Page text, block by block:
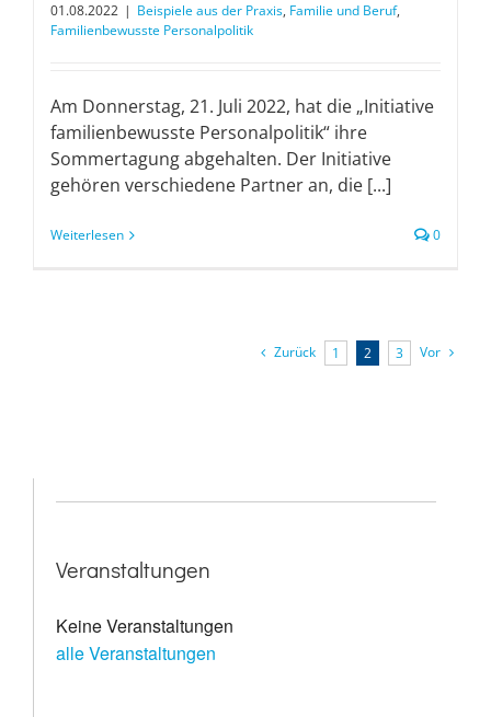
01.08.2022 | Beispiele aus der Praxis, Familie und Beruf,
Familienbewusste Personalpolitik
Am Donnerstag, 21. Juli 2022, hat die „Initiative
familienbewusste Personalpolitik“ ihre
Sommertagung abgehalten. Der Initiative
gehören verschiedene Partner an, die [...]
Weiterlesen 0
Zurück 1 2 3 Vor
Veranstaltungen
Keine Veranstaltungen
alle Veranstaltungen